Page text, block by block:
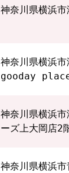
神奈川県横浜
神奈川県横浜
gooday
神奈川県横浜
ーズ上大岡店2
神奈川県横浜